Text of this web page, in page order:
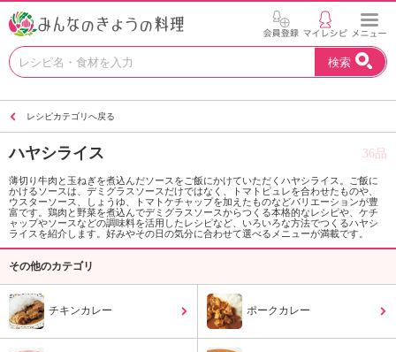
お
い
を
見
つ
け
よ
。
K
検索
レシピカテゴリへ戻る
ハヤシライス 36品
薄切り牛肉と玉ねぎを煮込んだソースをご飯にかけていただくハヤシライス。ご飯に
かけるソースは、デミグラスソースだけではなく、トマトピュレを合わせたものや、
ウスターソース、しょうゆ、トマトケチャップを加えたものなどバリエーションが豊
富です。鶏肉と野菜を煮込んでデミグラスソースからつくる本格的なレシピや、ケチ
ャップやソースなどの調味料を活用したレシピなど、いろいろな方法でつくるハヤシ
ライスを紹介します。好みやその日の気分に合わせて選べるメニューが満載です。
その他のカテゴリ
チキンカレー ポークカレー